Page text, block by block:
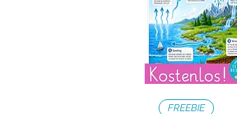
Schnellansicht
FREEBIE